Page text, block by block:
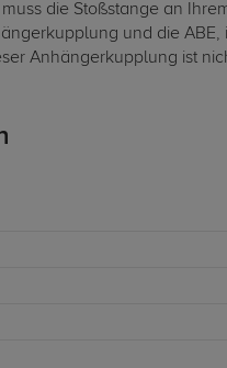
die Stoßstange an
und die
Anhängerkupplung ist